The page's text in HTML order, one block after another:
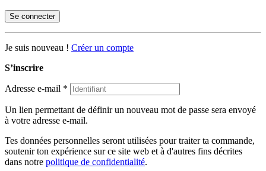
Se connecter
Je suis nouveau ! Créer un compte
S’inscrire
Adresse e-mail *
Un lien permettant de définir un nouveau mot de passe sera envoyé
à votre adresse e-mail.
Tes données personnelles seront utilisées pour traiter ta commande,
soutenir ton expérience sur ce site web et à d'autres fins décrites
dans notre politique de confidentialité.